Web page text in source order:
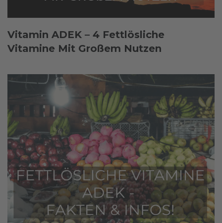
Vitamin ADEK – 4 Fettlösliche
Vitamine Mit Großem Nutzen